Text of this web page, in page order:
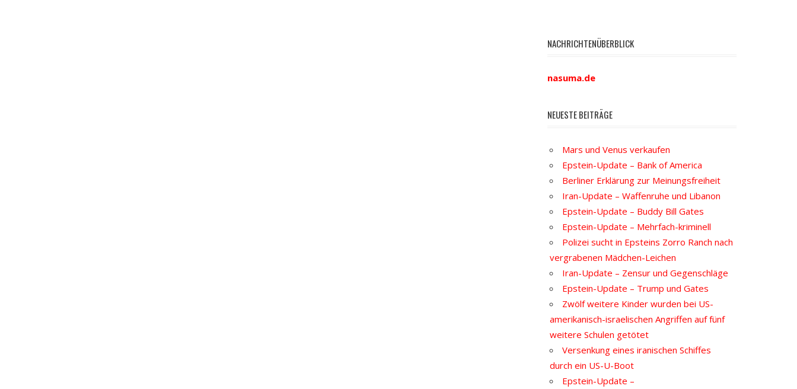
NACHRICHTENÜBERBLICK
nasuma.de
NEUESTE BEITRÄGE
Mars und Venus verkaufen
Epstein-Update – Bank of America
Berliner Erklärung zur Meinungsfreiheit
Iran-Update – Waffenruhe und Libanon
Epstein-Update – Buddy Bill Gates
Epstein-Update – Mehrfach-kriminell
Polizei sucht in Epsteins Zorro Ranch nach
vergrabenen Mädchen-Leichen
Iran-Update – Zensur und Gegenschläge
Epstein-Update – Trump und Gates
Zwölf weitere Kinder wurden bei US-
amerikanisch-israelischen Angriffen auf fünf
weitere Schulen getötet
Versenkung eines iranischen Schiffes
durch ein US-U-Boot
Epstein-Update –